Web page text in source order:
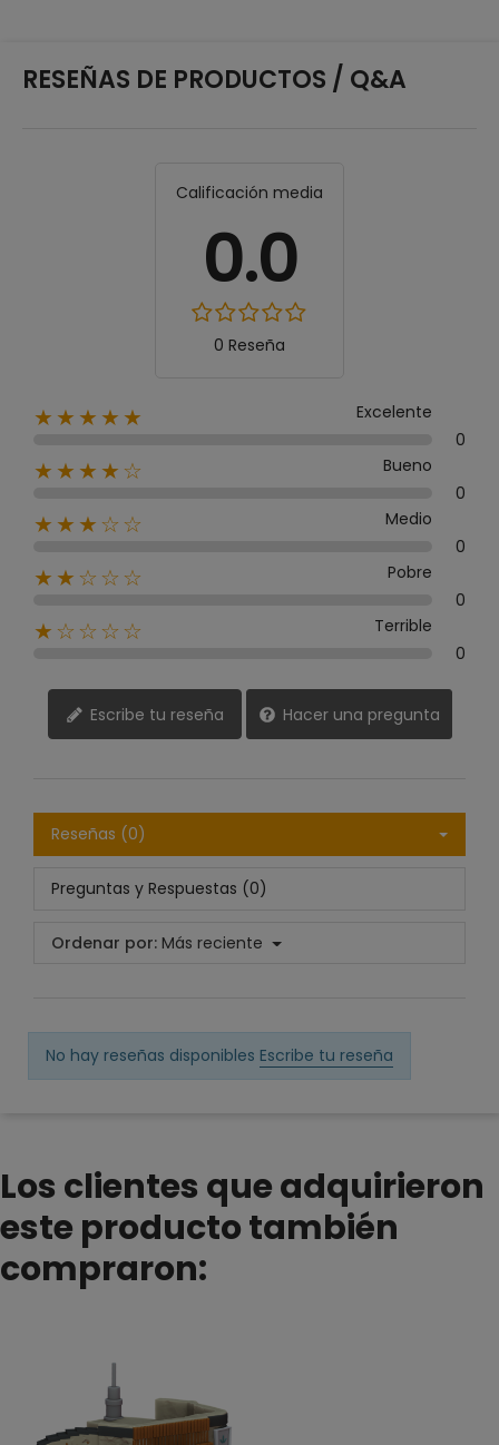
RESEÑAS DE PRODUCTOS / Q&A
Calificación media
0.0
0 Reseña
★★★★★
Excelente
0
★★★★☆
Bueno
0
★★★☆☆
Medio
0
★★☆☆☆
Pobre
0
★☆☆☆☆
Terrible
0
Escribe tu reseña Hacer una pregunta
Reseñas (0)
Preguntas y Respuestas (0)
Ordenar por: Más reciente
No hay reseñas disponibles Escribe tu reseña
Los clientes que adquirieron
este producto también
compraron: